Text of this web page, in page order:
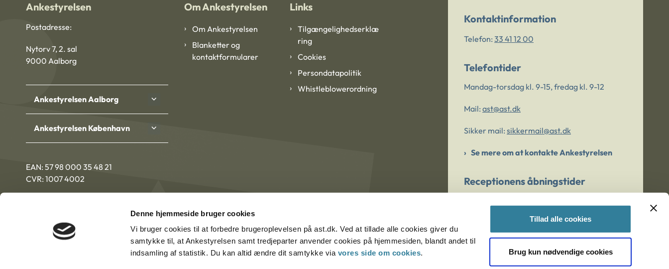
Denne hjemmeside bruger cookies
Vi bruger cookies til at forbedre brugeroplevelsen på ast.dk. Ved at tillade alle cookies giver du
samtykke til, at Ankestyrelsen samt tredjeparter anvender cookies på hjemmesiden, blandt andet til
indsamling af statistik. Du kan altid ændre dit samtykke via vores side om cookies.
Tillad alle cookies
Brug kun nødvendige cookies
Ankestyrelsen
Postadresse:
Nytorv 7, 2. sal
9000 Aalborg
Ankestyrelsen Aalborg
Ankestyrelsen København
EAN: 57 98 000 35 48 21
CVR: 1007 4002
Om Ankestyrelsen
Om Ankestyrelsen
Blanketter og
kontaktformularer
Links
Tilgængelighedserklæ
ring
Cookies
Persondatapolitik
Whistleblowerordning
Kontaktinformation
Telefon: 33 41 12 00
Telefontider
Mandag-torsdag kl. 9-15, fredag kl. 9-12
Mail: ast@ast.dk
Sikker mail: sikkermail@ast.dk
Se mere om at kontakte Ankestyrelsen
Receptionens åbningstider
Er du bekymret for et barn/en ung?